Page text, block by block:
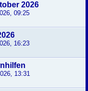
2026
09:25
16:23
13:31